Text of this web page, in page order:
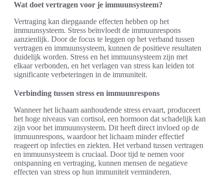
Wat doet vertragen voor je immuunsysteem?
Vertraging kan diepgaande effecten hebben op het
immuunsysteem. Stress beïnvloedt de immuunrespons
aanzienlijk. Door de focus te leggen op het verband tussen
vertragen en immuunsysteem, kunnen de positieve resultaten
duidelijk worden. Stress en het immuunsysteem zijn met
elkaar verbonden, en het verlagen van stress kan leiden tot
significante verbeteringen in de immuniteit.
Verbinding tussen stress en immuunrespons
Wanneer het lichaam aanhoudende stress ervaart, produceert
het hoge niveaus van cortisol, een hormoon dat schadelijk kan
zijn voor het immuunsysteem. Dit heeft direct invloed op de
immuunrespons, waardoor het lichaam minder effectief
reageert op infecties en ziekten. Het verband tussen vertragen
en immuunsysteem is cruciaal. Door tijd te nemen voor
ontspanning en vertraging, kunnen mensen de negatieve
effecten van stress op hun immuniteit verminderen.